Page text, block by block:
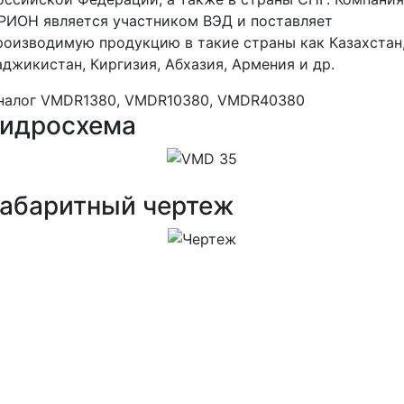
является участником ВЭД и поставляет
продукцию в такие страны как
Киргизия, Абхазия, Армения и др.
VMDR1380, VMDR10380, VMDR40380
чертеж